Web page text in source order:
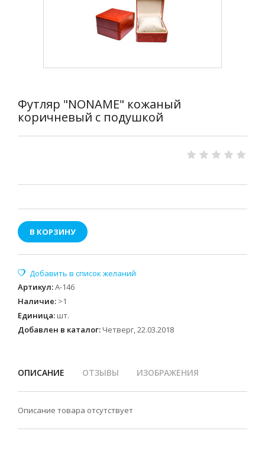
Футляр "NONAME" кожаный
коричневый с подушкой
В КОРЗИНУ
Артикул:А-146
Наличие: >1
Единица: шт.
Добавлен в каталог: Четверг, 22.03.2018
ОПИСАНИЕ ОТЗЫВЫ ИЗОБРАЖЕНИЯ
Описание товара отсутствует